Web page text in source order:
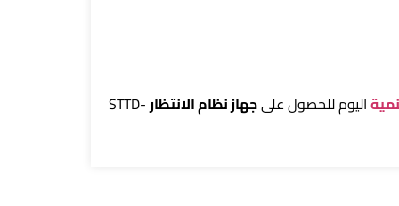
اليوم للحصول علىجهاز نظام الانتظارSTTD-